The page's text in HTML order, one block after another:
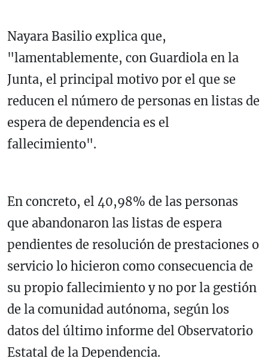
Nayara Basilio explica que,
"lamentablemente, con Guardiola en la
Junta, el principal motivo por el que se
reducen el número de personas en listas de
espera de dependencia es el
fallecimiento".
En concreto, el 40,98% de las personas
que abandonaron las listas de espera
pendientes de resolución de prestaciones o
servicio lo hicieron como consecuencia de
su propio fallecimiento y no por la gestión
de la comunidad autónoma, según los
datos del último informe del Observatorio
Estatal de la Dependencia.